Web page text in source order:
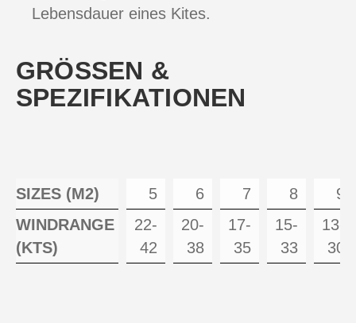
Lebensdauer eines Kites.
GRÖSSEN &
SPEZIFIKATIONEN
SIZES (M2) 5 6 7 8
9
WINDRANGE
(KTS)
22-
42
20-
38
17-
35
15-
33
13-
30